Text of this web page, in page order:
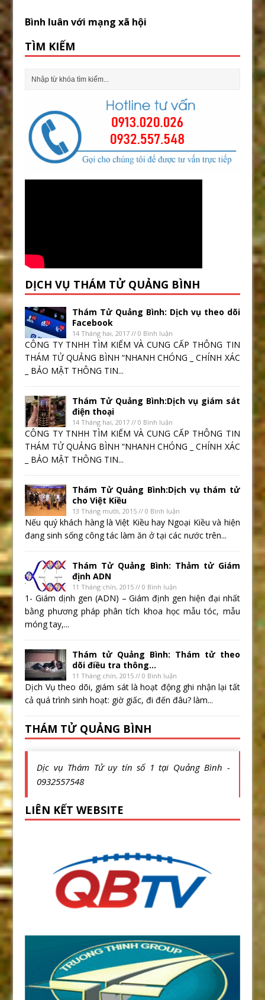
Bình luân với mạng xã hội
TÌM KIẾM
DỊCH VỤ THÁM TỬ QUẢNG BÌNH
Thám Tử Quảng Bình: Dịch vụ theo dõi
Facebook
14 Tháng hai, 2017 // 0 Bình luận
CÔNG TY TNHH TÌM KIẾM VÀ CUNG CẤP THÔNG TIN
THÁM TỬ QUẢNG BÌNH “NHANH CHÓNG _ CHÍNH XÁC
_ BẢO MẬT THÔNG TIN...
Thám Tử Quảng Bình:Dịch vụ giám sát
điện thoại
14 Tháng hai, 2017 // 0 Bình luận
CÔNG TY TNHH TÌM KIẾM VÀ CUNG CẤP THÔNG TIN
THÁM TỬ QUẢNG BÌNH “NHANH CHÓNG _ CHÍNH XÁC
_ BẢO MẬT THÔNG TIN...
Thám Tử Quảng Bình:Dịch vụ thám tử
cho Việt Kiều
13 Tháng mười, 2015 // 0 Bình luận
Nếu quý khách hàng là Việt Kiều hay Ngoại Kiều và hiện
đang sinh sống công tác làm ăn ở tại các nước trên...
Thám Tử Quảng Bình: Thảm tử Giám
định ADN
11 Tháng chín, 2015 // 0 Bình luận
1- Giám dịnh gen (ADN) – Giám định gen hiện đại nhất
bằng phương pháp phân tích khoa học mẫu tóc, mẫu
móng tay,...
Thám tử Quảng Bình: Thám tử theo
dõi điều tra thông...
11 Tháng chín, 2015 // 0 Bình luận
Dịch Vụ theo dõi, giám sát là hoạt động ghi nhận lại tất
cả quá trình sinh hoạt: giờ giấc, đi đến đâu? làm...
THÁM TỬ QUẢNG BÌNH
Dịc vụ Thám Tử uy tín số 1 tại Quảng Bình -
0932557548
LIÊN KẾT WEBSITE